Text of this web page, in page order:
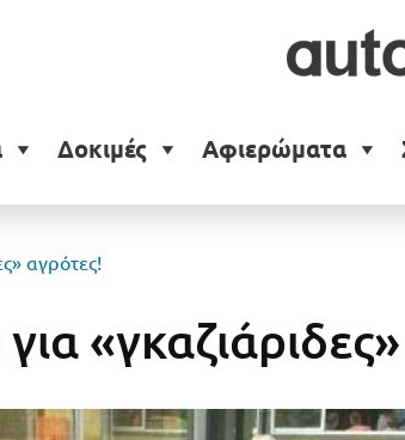
Δοκιμές Αφιερώματα
αγρότες!